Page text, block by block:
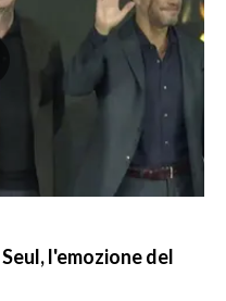
l'emozione del